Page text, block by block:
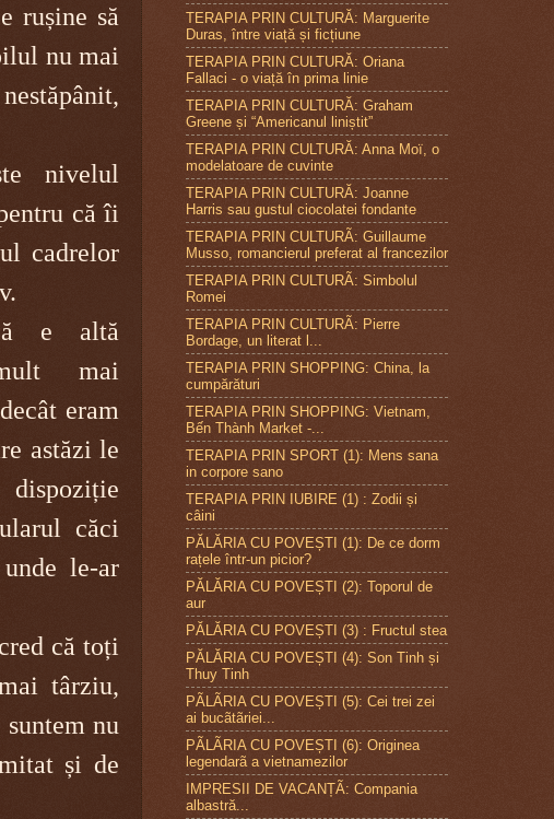
rușine să
nu mai
nivelul
că îi
cadrelor
e altă
mai
eram
astăzi le
căci
le-ar
că toți
târziu,
nu
și de
TERAPIA PRIN CULTURĂ: Marguerite
Duras, între viață și ficțiune
TERAPIA PRIN CULTURĂ: Oriana
Fallaci - o viață în prima linie
TERAPIA PRIN CULTURĂ: Graham
Greene și “Americanul liniștit”
TERAPIA PRIN CULTURĂ: Anna Moï, o
modelatoare de cuvinte
TERAPIA PRIN CULTURĂ: Joanne
Harris sau gustul ciocolatei fondante
TERAPIA PRIN CULTURÃ: Guillaume
Musso, romancierul preferat al francezilor
TERAPIA PRIN CULTURÃ: Simbolul
Romei
TERAPIA PRIN CULTURÃ: Pierre
Bordage, un literat l...
TERAPIA PRIN SHOPPING: China, la
cumpărături
TERAPIA PRIN SHOPPING: Vietnam,
Bến Thành Market -...
TERAPIA PRIN SPORT (1): Mens sana
in corpore sano
TERAPIA PRIN IUBIRE (1) : Zodii și
câini
PĂLĂRIA CU POVEȘTI (1): De ce dorm
rațele într-un picior?
PĂLĂRIA CU POVEȘTI (2): Toporul de
aur
PĂLĂRIA CU POVEȘTI (3) : Fructul stea
PĂLĂRIA CU POVEȘTI (4): Son Tinh și
Thuy Tinh
PÃLÃRIA CU POVEȘTI (5): Cei trei zei
ai bucãtãriei...
PÃLÃRIA CU POVEȘTI (6): Originea
legendarã a vietnamezilor
IMPRESII DE VACANȚÃ: Compania
albastră...